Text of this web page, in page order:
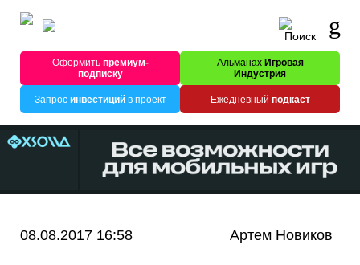
Оформитьпремиум-
подписку
Альманах Игровая
Индустрия
Запрос инвестицийв проект Ежедневный подкаст
08.08.2017 16:58 Артем Новиков